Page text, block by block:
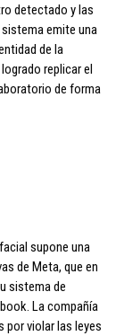
detectado y las
emite una
de la
replicar el
de forma
supone una
de Meta, que en
sistema de
La compañía
por violar las leyes